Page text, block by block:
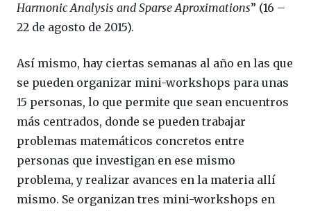
Harmonic Analysis and Sparse Aproximations” (16 –
22 de agosto de 2015).
Así mismo, hay ciertas semanas al año en las que
se pueden organizar mini-workshops para unas
15 personas, lo que permite que sean encuentros
más centrados, donde se pueden trabajar
problemas matemáticos concretos entre
personas que investigan en ese mismo
problema, y realizar avances en la materia allí
mismo. Se organizan tres mini-workshops en